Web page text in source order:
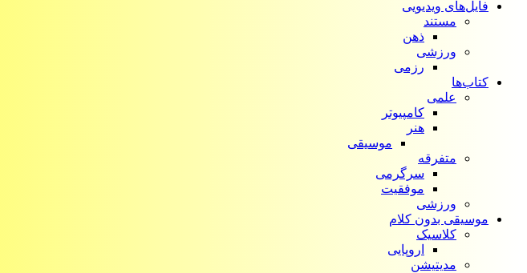
فایل‌های ویدیویی
مستند
ذهن
ورزشی
رزمی
کتاب‌ها
علمی
کامپیوتر
هنر
موسیقی
متفرقه
سرگرمی
موفقیت
ورزشی
موسیقی بدون کلام
کلاسیک
اروپایی
مدیتیشن